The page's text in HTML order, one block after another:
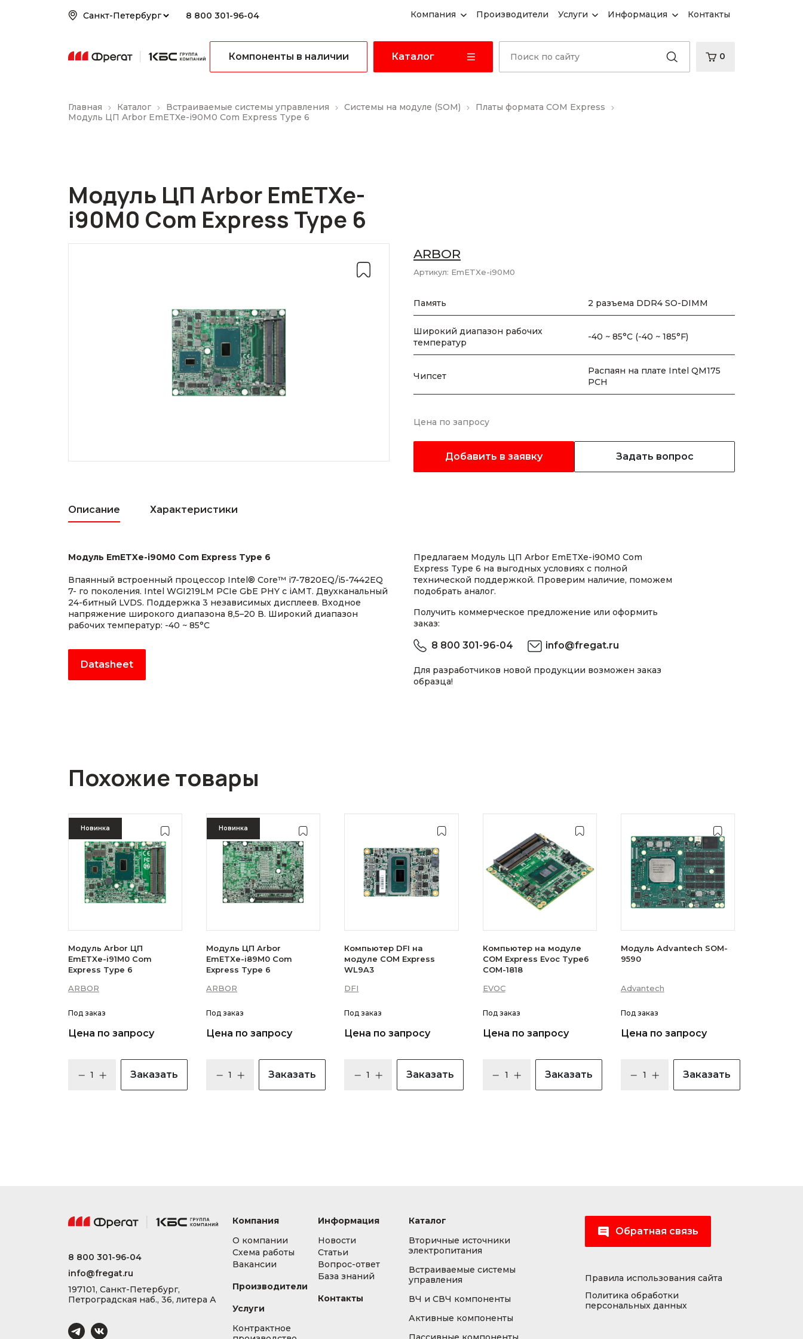
8 800 301-96-04 Компания Производители Услуги Информация Контакты
Компоненты в наличии Каталог 0
Главная Каталог Встраиваемые системы управления Системы на модуле (SOM)
Платы формата COM Express
Модуль ЦП Arbor EmETXe-i90M0 Com Express Type 6
Модуль ЦП Arbor EmETXe-
i90M0 Com Express Type 6
ARBOR
Артикул: EmETXe-i90M0
Память 2 разъема DDR4 SO-DIMM
Широкий диапазон рабочих
температур
-40 ~ 85°C (-40 ~ 185°F)
Чипсет
Распаян на плате Intel QM175
PCH
Цена по запросу
Добавить в заявку Задать вопрос
Описание Характеристики
Модуль EmETXe-i90M0 Com Express Type 6
Впаянный встроенный процессор Intel® Core™ i7-7820EQ/i5-7442EQ
7- го поколения. Intel WGI219LM PCIe GbE PHY с iAMT. Двухканальный
24-битный LVDS. Поддержка 3 независимых дисплеев. Входное
напряжение широкого диапазона 8,5–20 В. Широкий диапазон
рабочих температур: -40 ~ 85°C
Datasheet
Предлагаем Модуль ЦП Arbor EmETXe-i90M0 Com
Express Type 6 на выгодных условиях с полной
технической поддержкой. Проверим наличие, поможем
подобрать аналог.
Получить коммерческое предложение или оформить
заказ:
8 800 301-96-04 info@fregat.ru
Для разработчиков новой продукции возможен заказ
образца!
Похожие товары
Новинка
Модуль Arbor ЦП
EmETXe-i91M0 Com
Express Type 6
ARBOR
Под заказ
Цена по запросу
Заказать
Новинка
Модуль ЦП Arbor
EmETXe-i89M0 Com
Express Type 6
ARBOR
Под заказ
Цена по запросу
Заказать
Компьютер DFI на
модуле COM Express
WL9A3
DFI
Под заказ
Цена по запросу
Заказать
Компьютер на модуле
COM Express Evoc Type6
COM-1818
EVOC
Под заказ
Цена по запросу
Заказать
Модуль Advantech SOM-
9590
Advantech
Под заказ
Цена по запросу
Заказать
8 800 301-96-04
info@fregat.ru
197101, Санкт-Петербург,
Петроградская наб., 36, литера А
Компания
О компании
Схема работы
Вакансии
Производители
Услуги
Контрактное
Информация
Новости
Статьи
Вопрос-ответ
База знаний
Контакты
Каталог
Вторичные источники
электропитания
Встраиваемые системы
управления
ВЧ и СВЧ компоненты
Активные компоненты
Обратная связь
Правила использования сайта
Политика обработки
персональных данных